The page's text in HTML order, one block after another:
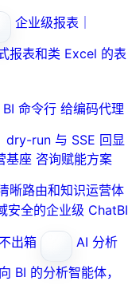
企业级报表｜
报表和类 Excel 的表
命令行 给编码代理
dry-run 与 SSE 回显
基座 咨询赋能方案
路由和知识运营体
安全的企业级 ChatBI
出箱
AI 分析
BI 的分析智能体，